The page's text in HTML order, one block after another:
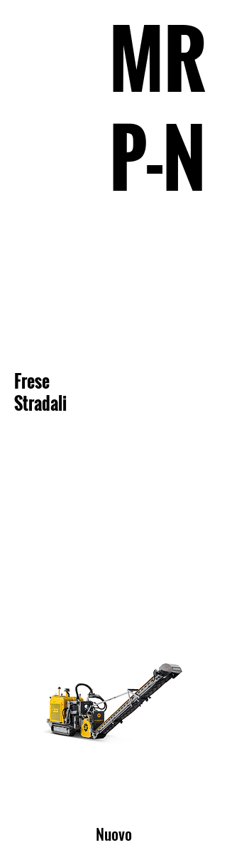
MR
P-N
Frese
Stradali
Nuovo